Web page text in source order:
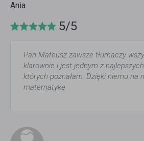
Ania
5/5
Pan Mateusz zawsze tłumaczy
klarownie i jest jednym z
których poznałam. Dzięki niemu na
matematykę